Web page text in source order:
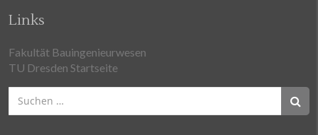
Links
Fakultät Bauingenieurwesen
TU Dresden Startseite
Suchen
nach: